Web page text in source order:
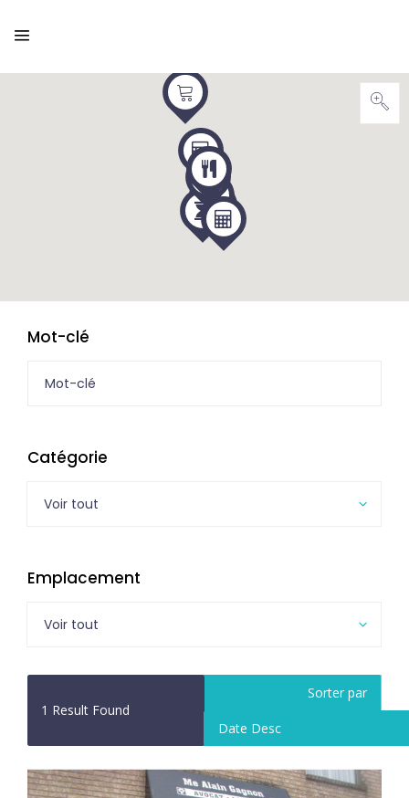
Mot-clé
Catégorie
Voir tout
Emplacement
Voir tout
1 Result Found
Sorter par
Date Desc